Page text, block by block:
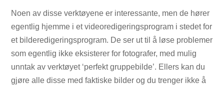
Noen av disse verktøyene er interessante, men de hører
egentlig hjemme i et videoredigeringsprogram i stedet for
et bilderedigeringsprogram. De ser ut til å løse problemer
som egentlig ikke eksisterer for fotografer, med mulig
unntak av verktøyet ‘perfekt gruppebilde’. Ellers kan du
gjøre alle disse med faktiske bilder og du trenger ikke å